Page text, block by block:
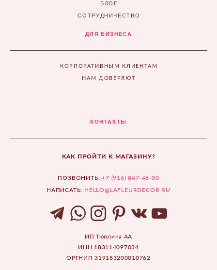
БЛОГ
СОТРУДНИЧЕСТВО
ДЛЯ БИЗНЕСА
КОРПОРАТИВНЫМ КЛИЕНТАМ
НАМ ДОВЕРЯЮТ
КОНТАКТЫ
КАК ПРОЙТИ К МАГАЗИНУ?
ПОЗВОНИТЬ:+7 (916) 847-48-00
НАПИСАТЬ: HELLO@LAFLEURDECOR.RU
ИП Тюплина АА
ИНН 183114097034
ОРГНИП 319183200010762